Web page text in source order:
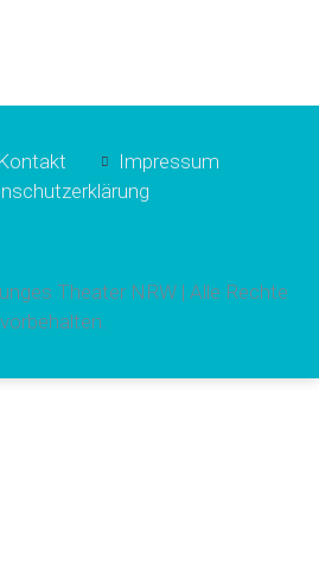
Kontakt
Impressum
Theater NRW | Alle Rechte
vorbehalten.